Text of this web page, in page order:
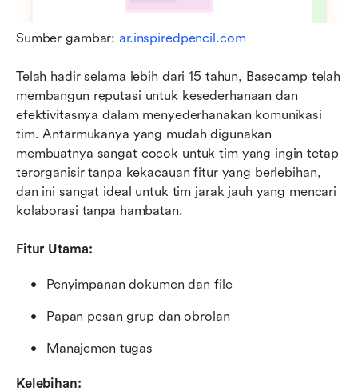
Sumber gambar: ar.inspiredpencil.com
Telah hadir selama lebih dari 15 tahun, Basecamp telah
membangun reputasi untuk kesederhanaan dan
efektivitasnya dalam menyederhanakan komunikasi
tim. Antarmukanya yang mudah digunakan
membuatnya sangat cocok untuk tim yang ingin tetap
terorganisir tanpa kekacauan fitur yang berlebihan,
dan ini sangat ideal untuk tim jarak jauh yang mencari
kolaborasi tanpa hambatan.
Fitur Utama:
Penyimpanan dokumen dan file
Papan pesan grup dan obrolan
Manajemen tugas
Kelebihan: